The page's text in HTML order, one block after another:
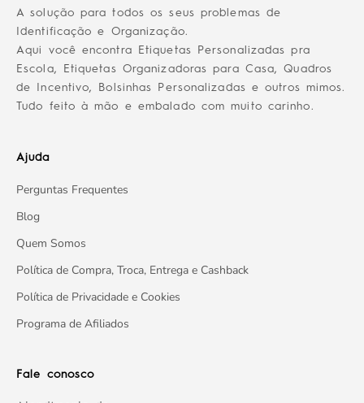
A solução para todos os seus problemas de
Identificação e Organização.
Aqui você encontra Etiquetas Personalizadas pra
Escola, Etiquetas Organizadoras para Casa, Quadros
de Incentivo, Bolsinhas Personalizadas e outros mimos.
Tudo feito à mão e embalado com muito carinho.
Ajuda
Perguntas Frequentes
Blog
Quem Somos
Política de Compra, Troca, Entrega e Cashback
Política de Privacidade e Cookies
Programa de Afiliados
Fale conosco